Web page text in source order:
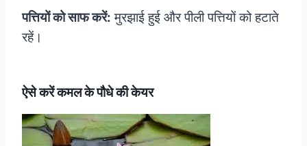
पत्तियों को साफ करें: मुरझाई हुई और पीली पत्तियों को हटाते
रहें।
ऐसे करें कमल के पौधे की केयर